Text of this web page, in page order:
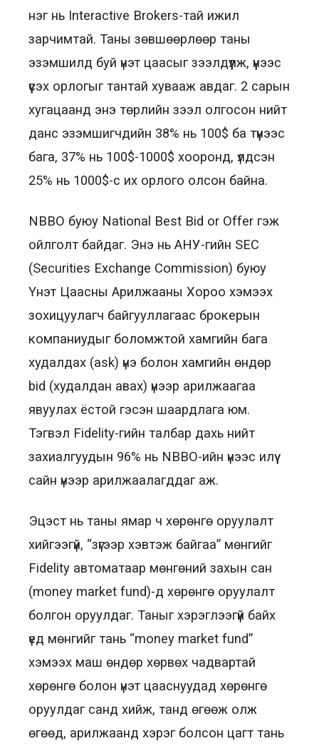
нэг нь Interactive Brokers-тай ижил
зарчимтай. Таны зөвшөөрлөөр таны
эзэмшилд буй үнэт цаасыг зээлдүүлж, үүнээс
үүсэх орлогыг тантай хувааж авдаг. 2 сарын
хугацаанд энэ төрлийн зээл олгосон нийт
данс эзэмшигчдийн 38% нь 100$ ба түүнээс
бага, 37% нь 100$-1000$ хооронд, үлдсэн
25% нь 1000$-с их орлого олсон байна.
NBBO буюу National Best Bid or Offer гэж
ойлголт байдаг. Энэ нь АНУ-гийн SEC
(Securities Exchange Commission) буюу
Үнэт Цаасны Арилжааны Хороо хэмээх
зохицуулагч байгууллагаас брокерын
компаниудыг боломжтой хамгийн бага
худалдах (ask) үнэ болон хамгийн өндөр
bid (худалдан авах) үнээр арилжаагаа
явуулах ёстой гэсэн шаардлага юм.
Тэгвэл Fidelity-гийн талбар дахь нийт
захиалгуудын 96% нь NBBO-ийн үнээс илүү
сайн үнээр арилжаалагддаг аж.
Эцэст нь таны ямар ч хөрөнгө оруулалт
хийгээгүй, “зүгээр хэвтэж байгаа” мөнгийг
Fidelity автоматаар мөнгөний захын сан
(money market fund)-д хөрөнгө оруулалт
болгон оруулдаг. Таныг хэрэглээгүй байх
үед мөнгийг тань “money market fund”
хэмээх маш өндөр хөрвөх чадвартай
хөрөнгө болон үнэт цааснуудад хөрөнгө
оруулдаг санд хийж, танд өгөөж олж
өгөөд, арилжаанд хэрэг болсон цагт тань